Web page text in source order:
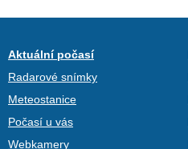
Aktuální počasí
Radarové snímky
Meteostanice
Počasí u vás
Webkamery